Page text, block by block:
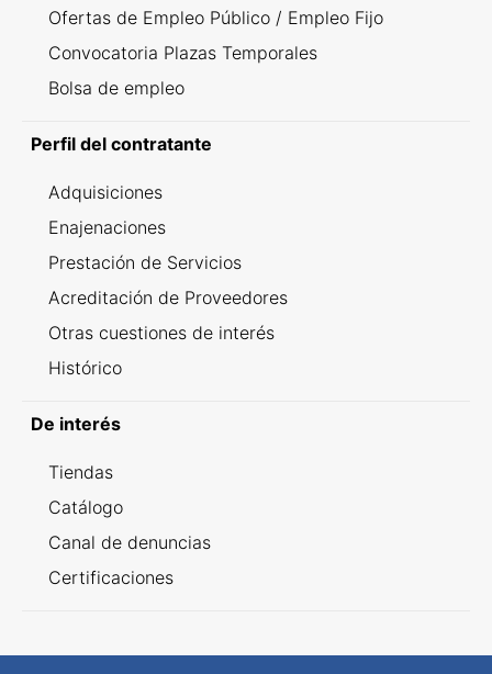
Ofertas de Empleo Público / Empleo Fijo
Convocatoria Plazas Temporales
Bolsa de empleo
Perfil del contratante
Adquisiciones
Enajenaciones
Prestación de Servicios
Acreditación de Proveedores
Otras cuestiones de interés
Histórico
De interés
Tiendas
Catálogo
Canal de denuncias
Certificaciones